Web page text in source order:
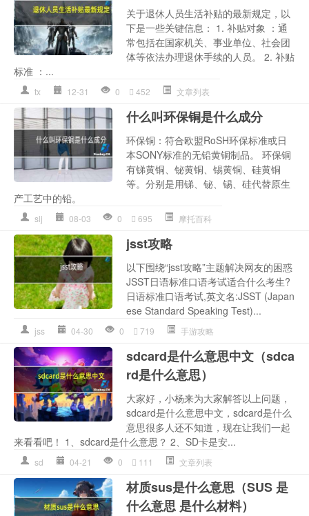
关于退休人员生活补贴的最新规定，以
下是一些关键信息： 1. 补贴对象 ：通
常包括在国家机关、事业单位、社会团
体等依法办理退休手续的人员。 2. 补贴
标准 ：...
tx 12-31 0 452 文章列表
什么叫环保铜是什么成分
环保铜：符合欧盟RoSH环保标准或日
本SONY标准的无铅黄铜制品。 环保铜
有锑黄铜、铋黄铜、锡黄铜、硅黄铜
等。分别是用锑、铋、锡、硅代替原生
产工艺中的铅。
slj 08-03 0 695 摩托百科
jsst攻略
以下围绕“jsst攻略”主题解决网友的困惑
JSST日语标准口语考试适合什么考生?
日语标准口语考试,英文名:JSST (Japan
ese Standard Speaking Test)...
jss 04-30 0 719 手游攻略
sdcard是什么意思中文（sdca
rd是什么意思）
大家好，小杨来为大家解答以上问题，
sdcard是什么意思中文，sdcard是什么
意思很多人还不知道，现在让我们一起
来看看吧！ 1、sdcard是什么意思？ 2、SD卡是安...
sd 04-21 0 111 文章列表
材质sus是什么意思（SUS 是
什么意思 是什么材料）